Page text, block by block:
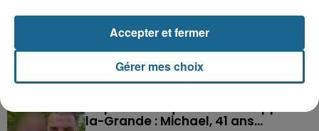
Hazebrouck : victime d'un accident,
Lucas s'en est allé brutalement...
Disparition inquiétante à Cappelle-
la-Grande : Michael, 41 ans...
Gérer mes choix
Accepter et fermer